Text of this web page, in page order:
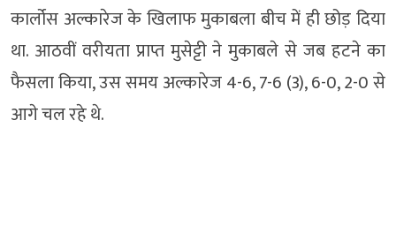
कार्लोस अल्कारेज के खिलाफ मुकाबला बीच में ही छोड़ दिया
था. आठवीं वरीयता प्राप्त मुसेट्टी ने मुकाबले से जब हटने का
फैसला किया, उस समय अल्कारेज 4-6, 7-6 (3), 6-0, 2-0 से
आगे चल रहे थे.